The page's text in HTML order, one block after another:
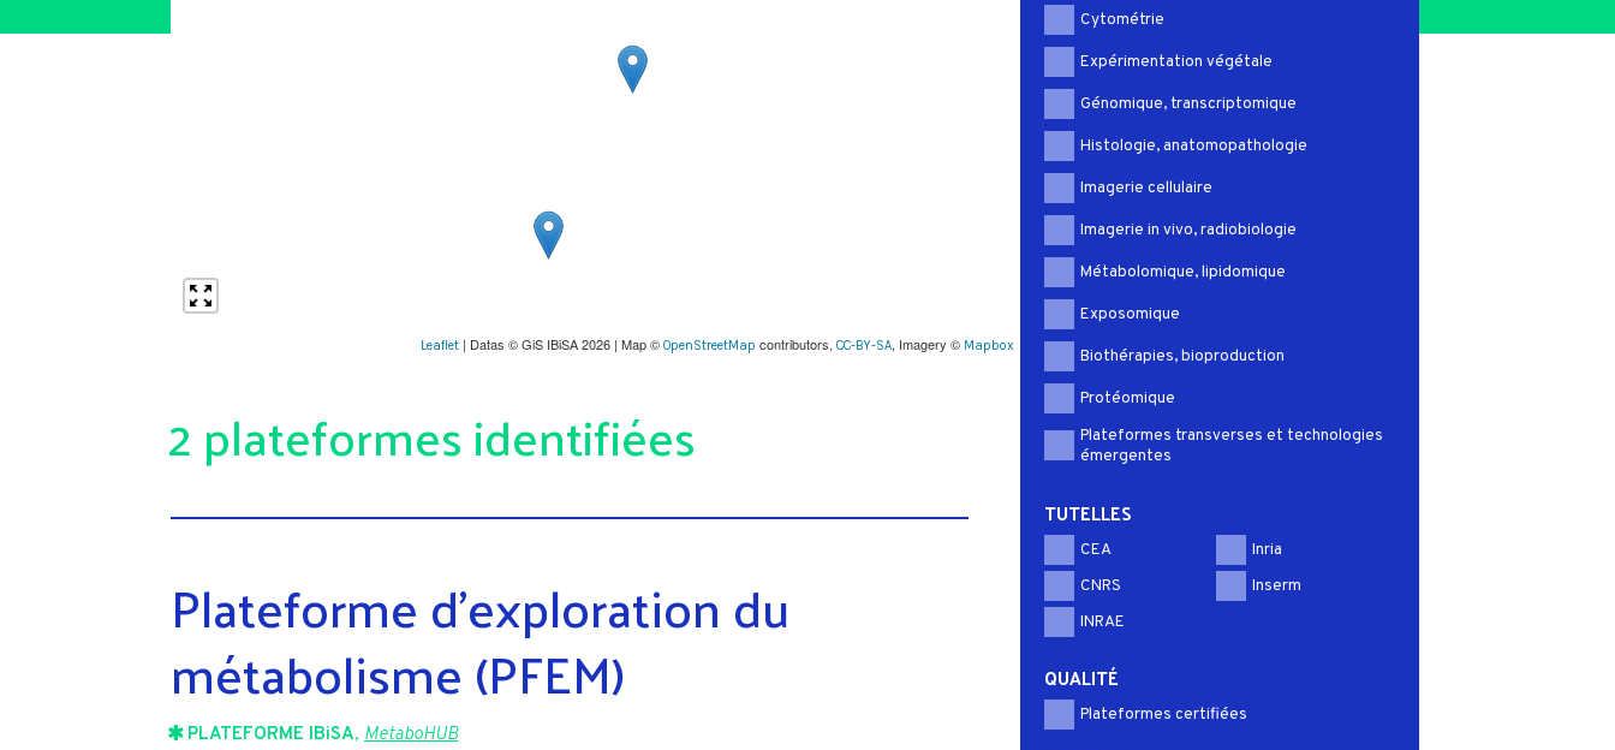
Leaflet| Datas © GiS IBiSA 2026 | Map © OpenStreetMap contributors, CC-BY-SA, Imagery © Mapbox
2 plateformes identifiées
Plateforme d’exploration du
métabolisme (PFEM)
PLATEFORME IBiSA,MetaboHUB
Cytométrie
Expérimentation végétale
Génomique, transcriptomique
Histologie, anatomopathologie
Imagerie cellulaire
Imagerie in vivo, radiobiologie
Métabolomique, lipidomique
Exposomique
Biothérapies, bioproduction
Protéomique
Plateformes transverses et technologies
émergentes
TUTELLES
CEA
CNRS
INRAE
Inria
Inserm
QUALITÉ
Plateformes certifiées